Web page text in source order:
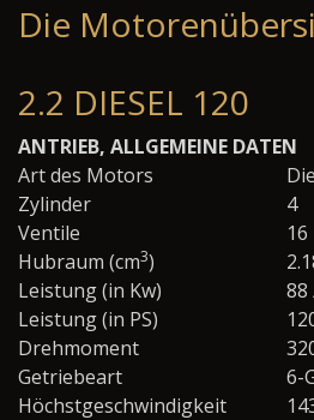
Die
2.2 DIESEL 120
ANTRIEB, ALLGEMEINE DATEN
Art des Motors
Zylinder
4
Ventile
16
Hubraum (cm3)
Leistung (in Kw)
88
Leistung (in PS)
Drehmoment
Getriebeart
6-
Höchstgeschwindigkeit